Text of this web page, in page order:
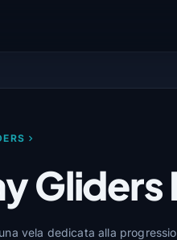
Gliders
vela dedicata alla